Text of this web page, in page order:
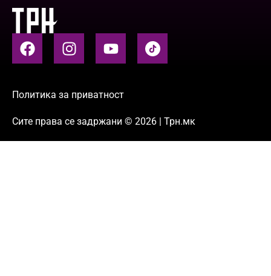
Политика за приватност
Сите права се задржани © 2026 | Трн.мк